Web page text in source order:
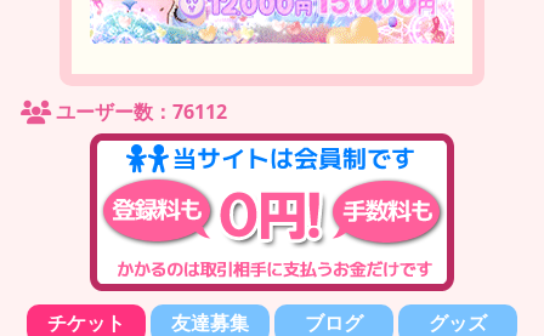
ユーザー数：76112
チケット 友達募集 ブログ グッズ